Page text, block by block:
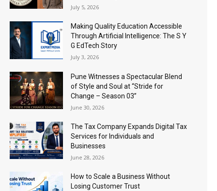
July 5, 2026
Making Quality Education Accessible
Through Artificial Intelligence: The S Y
G EdTech Story
July 3, 2026
Pune Witnesses a Spectacular Blend
of Style and Soul at “Stride for
Change – Season 03”
June 30, 2026
The Tax Company Expands Digital Tax
Services for Individuals and
Businesses
June 28, 2026
How to Scale a Business Without
Losing Customer Trust